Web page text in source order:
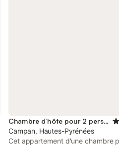
Chambre d’hôte pour 2 personnes
Campan, Hautes-Pyrénées
Cet appartement d'une chambre